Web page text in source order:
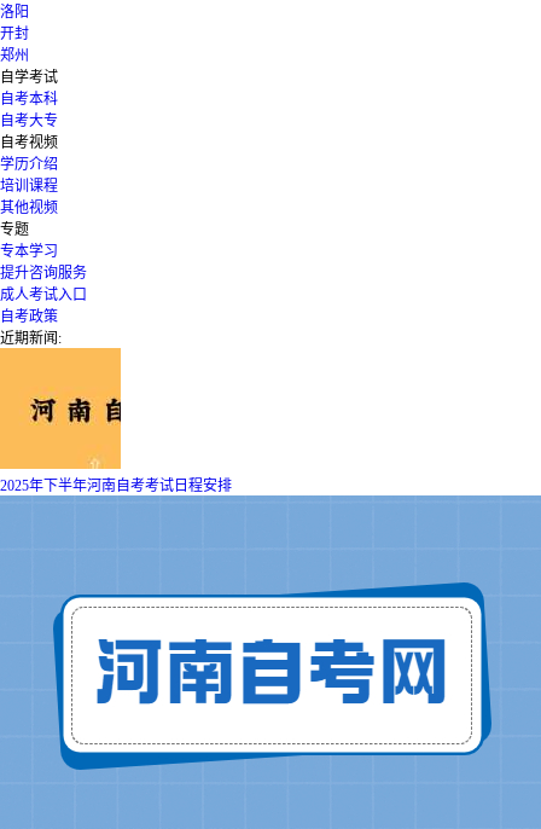
洛阳
开封
郑州
自学考试
自考本科
自考大专
自考视频
学历介绍
培训课程
其他视频
专题
专本学习
提升咨询服务
成人考试入口
自考政策
近期新闻:
2025年下半年河南自考考试日程安排